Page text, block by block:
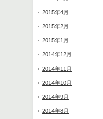
2015年4月
2015年2月
2015年1月
2014年12月
2014年11月
2014年10月
2014年9月
2014年8月